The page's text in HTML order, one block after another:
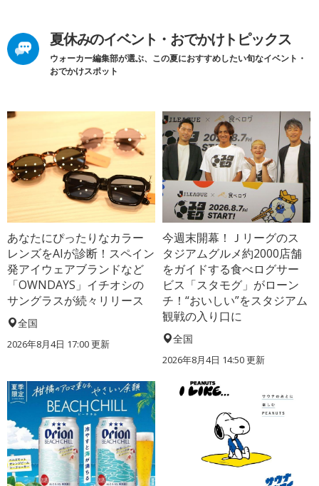
夏休みのイベント・おでかけトピックス
ウォーカー編集部が選ぶ、この夏におすすめしたい旬なイベント・
おでかけスポット
あなたにぴったりなカラー
レンズをAIが診断！スペイン
発アイウェアブランドなど
「OWNDAYS」イチオシの
サングラスが続々リリース
全国
2026年8月4日 17:00更新
今週末開幕！Ｊリーグのス
タジアムグルメ約2000店舗
をガイドする食べログサー
ビス「スタモグ」がローン
チ！“おいしい”をスタジアム
観戦の入り口に
全国
2026年8月4日 14:50更新